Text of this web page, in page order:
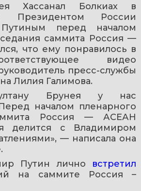
Хассанал Болкиах в
Президентом России
перед началом
саммита Россия —
что ему понравилось в
видео
пресс-службы
Лилия Галимова.
Брунея у нас
началом пленарного
Россия — АСЕАН
делится с Владимиром
— написала она
Путин лично
на саммите Россия –